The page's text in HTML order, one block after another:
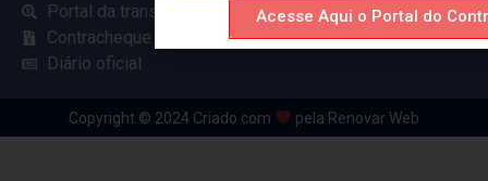
Portal da transparência
Contracheque online
Diário oficial
Copyright © 2024 Criado com pela Renovar Web
Acesse Aqui o Portal do